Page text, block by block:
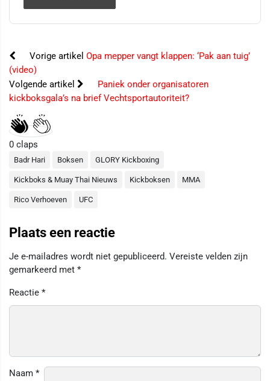
Vorige artikel Opa mepper vangt klappen: ‘Pak aan tuig’
(video)
Volgende artikel
Paniek onder organisatoren
kickboksgala’s na brief Vechtsportautoriteit?
0 claps
Badr Hari Boksen GLORY Kickboxing
Kickboks & Muay Thai Nieuws Kickboksen MMA
Rico Verhoeven UFC
Plaats een reactie
Je e-mailadres wordt niet gepubliceerd. Vereiste velden zijn
gemarkeerd met *
Reactie *
Naam *